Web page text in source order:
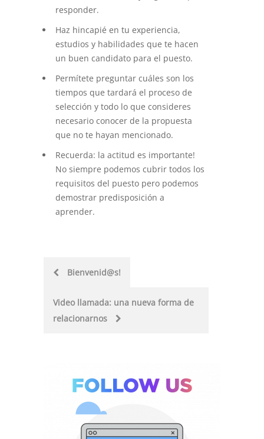
responder.
Haz hincapié en tu experiencia,
estudios y habilidades que te hacen
un buen candidato para el puesto.
Permítete preguntar cuáles son los
tiempos que tardará el proceso de
selección y todo lo que consideres
necesario conocer de la propuesta
que no te hayan mencionado.
Recuerda: la actitud es importante!
No siempre podemos cubrir todos los
requisitos del puesto pero podemos
demostrar predisposición a
aprender.
Post
navigation
Bienvenid@s!
Video llamada: una nueva forma de
relacionarnos